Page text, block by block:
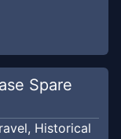
Spare
, Historical